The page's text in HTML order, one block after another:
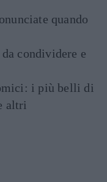
quando
condividere e
i più belli di
altri